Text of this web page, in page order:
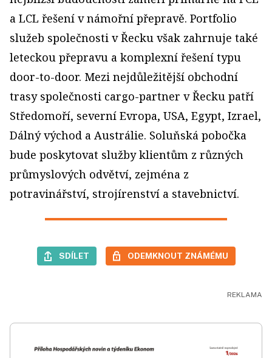
a LCL řešení v námořní přepravě. Portfolio
služeb společnosti v Řecku však zahrnuje také
leteckou přepravu a komplexní řešení typu
door-to-door. Mezi nejdůležitější obchodní
trasy společnosti cargo-partner v Řecku patří
Středomoří, severní Evropa, USA, Egypt, Izrael,
Dálný východ a Austrálie. Soluňská pobočka
bude poskytovat služby klientům z různých
průmyslových odvětví, zejména z
potravinářství, strojírenství a stavebnictví.
SDÍLET ODEMKNOUT ZNÁMÉMU